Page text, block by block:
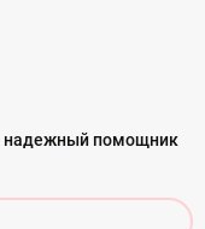
надежный помощник